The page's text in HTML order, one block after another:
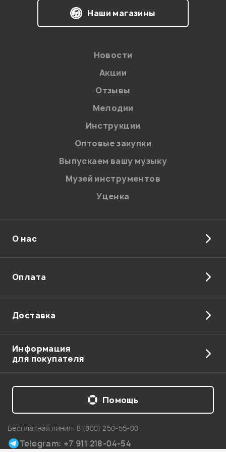
на обработку персональных данных в
Политикой в отношении обработки
персональных данных.
Введите проверочное число:
Отправить
Наши магазины
Новости
Акции
Отзывы
Мелодии
Инструкции
Оптовые закупки
Выпускаем вашу музыку
Музей инструментов
Уценка
О нас
Оплата
Доставка
Информация
для покупателя
Бесплатная линия: 8 (800) 250-55-00
Telegram: +7 911 218-04-54
Помощь